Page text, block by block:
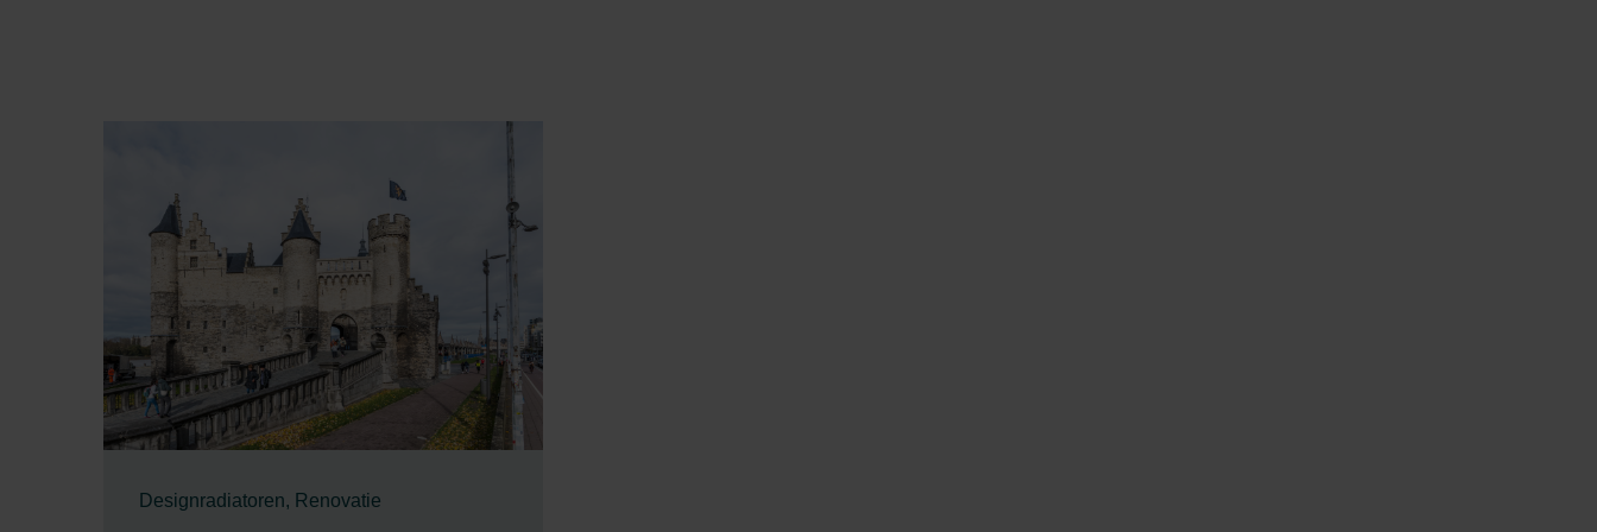
Zehnder Polska Sp. z o.o.: Oświadczenie o ochronie danych Zehnder
Zehnder Group UK Limited: Privacy Policy
Designradiatoren, Renovatie